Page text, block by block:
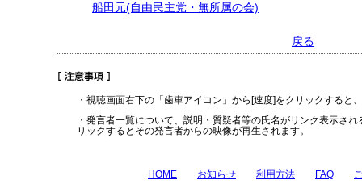
船田元(自由民主党・無所属の会)
戻る
・視聴画面右下の「歯車アイコン」から[速度]をクリックすると
・発言者一覧について、説明・質疑者等の氏名がリンク表示さ
リックするとその発言者からの映像が再生されます。
HOME お知らせ 利用方法 FAQ